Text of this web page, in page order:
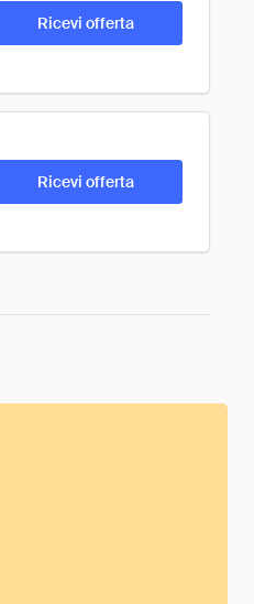
Ricevi offerta
Ricevi offerta